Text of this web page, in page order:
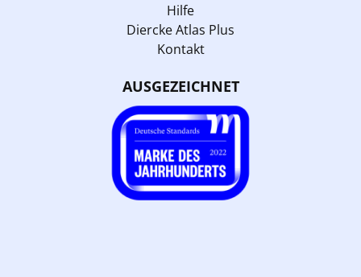
Hilfe
Diercke Atlas Plus
Kontakt
AUSGEZEICHNET